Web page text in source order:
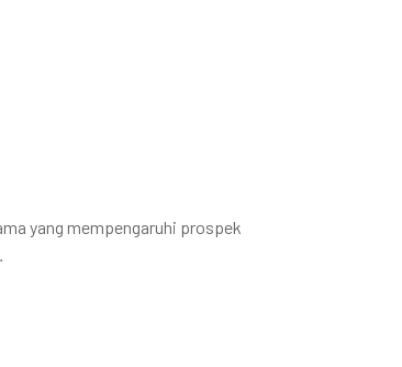
yang mempengaruhi prospek